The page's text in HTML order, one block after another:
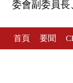
委會副委員長
首頁 要聞